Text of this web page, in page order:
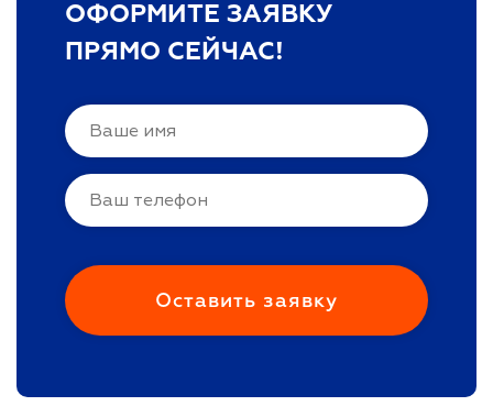
ОФОРМИТЕ ЗАЯВКУ
ПРЯМО СЕЙЧАС!